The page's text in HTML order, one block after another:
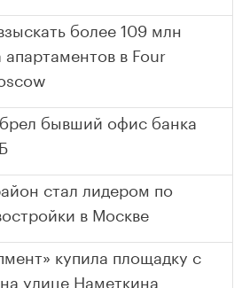
более 109 млн
апартаментов в Four
бывший офис банка
стал лидером по
в Москве
купила площадку с
улице Наметкина